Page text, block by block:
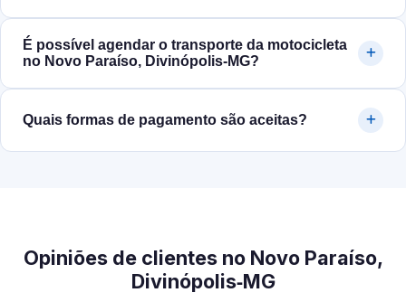
É possível agendar o transporte da motocicleta
no Novo Paraíso, Divinópolis‑MG?
Quais formas de pagamento são aceitas?
Opiniões de clientes no Novo Paraíso,
Divinópolis‑MG